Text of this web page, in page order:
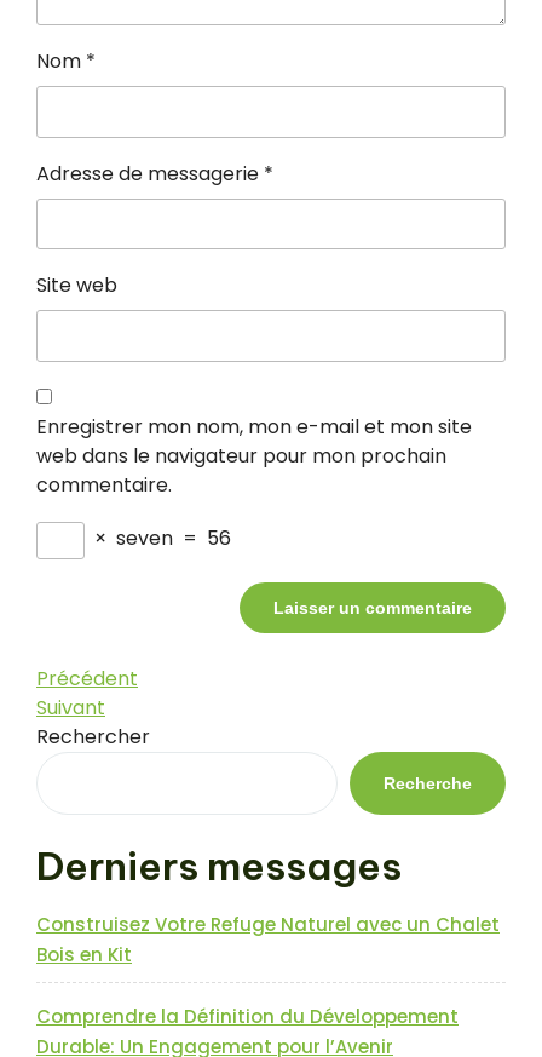
Nom *
Adresse de messagerie *
Site web
Enregistrer mon nom, mon e-mail et mon site
web dans le navigateur pour mon prochain
commentaire.
× seven = 56
Navigation
de
l’article
Article
précédent
Précédent
Article
suivant
Suivant
Rechercher
Recherche
Derniers messages
Construisez Votre Refuge Naturel avec un Chalet
Bois en Kit
Comprendre la Définition du Développement
Durable: Un Engagement pour l’Avenir